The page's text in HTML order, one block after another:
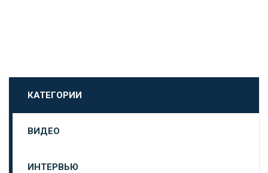
КАТЕГОРИИ
ВИДЕО
ИНТЕРВЬЮ